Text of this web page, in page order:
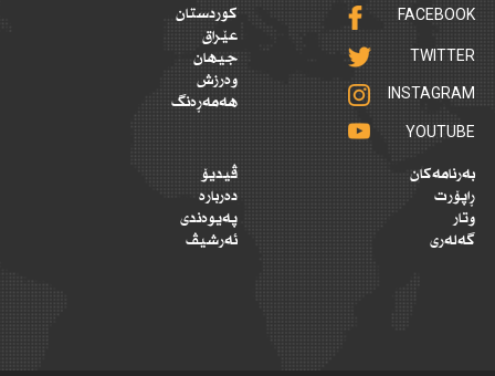
FACEBOOK
TWITTER
INSTAGRAM
YOUTUBE
کوردستان
عێراق
جیهان
وەرزش
هەمەڕەنگ
بەرنامەکان
ڕاپۆرت
وتار
گەلەری
ڤیدیۆ
دەربارە
پەیوەندی
ئەرشیڤ